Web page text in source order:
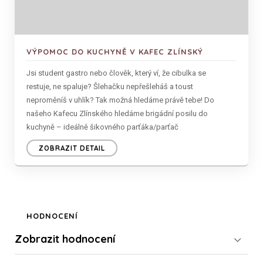
VÝPOMOC DO KUCHYNĚ V KAFEC ZLÍNSKÝ
Jsi student gastro nebo člověk, který ví, že cibulka se
restuje, ne spaluje? Šlehačku nepřešleháš a toust
neproměníš v uhlík? Tak možná hledáme právě tebe! Do
našeho Kafecu Zlínského hledáme brigádní posilu do
kuchyně – ideálně šikovného parťáka/parťač
ZOBRAZIT DETAIL
HODNOCENÍ
Zobrazit hodnocení